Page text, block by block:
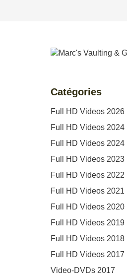
Catégories
Full HD Videos 2026
Full HD Videos 2024
Full HD Videos 2024
Full HD Videos 2023
Full HD Videos 2022
Full HD Videos 2021
Full HD Videos 2020
Full HD Videos 2019
Full HD Videos 2018
Full HD Videos 2017
Video-DVDs 2017